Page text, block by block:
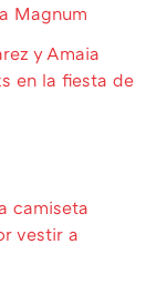
Magnum
y Amaia
en la fiesta de
camiseta
vestir a